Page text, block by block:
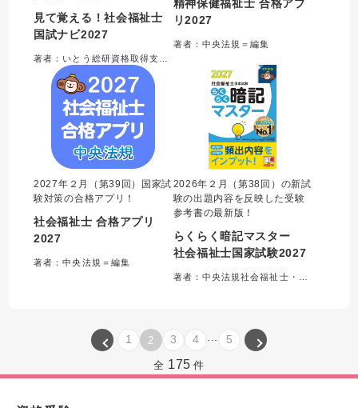
見て覚える！社会福祉士
国試ナビ2027
精神保健福祉士 合格アプ
リ2027
著者：中央法規＝編集
2027年２月（第39回）国家試
験対策の合格アプリ！
社会福祉士 合格アプリ
2027
著者：中央法規＝編集
2026年２月（第38回）の新試
験の出題内容を反映した受験
参考書の最新版！
らくらく暗記マスター
社会福祉士国家試験2027
1 2 3 4 5
全 175 件